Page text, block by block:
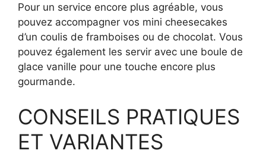
Pour un service encore plus agréable, vous
pouvez accompagner vos mini cheesecakes
d’un coulis de framboises ou de chocolat. Vous
pouvez également les servir avec une boule de
glace vanille pour une touche encore plus
gourmande.
CONSEILS PRATIQUES
ET VARIANTES